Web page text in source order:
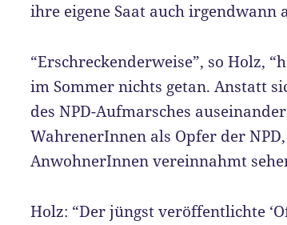
ihre eigene Saat auch irgendwann
“Erschreckenderweise”, so Holz,
im Sommer nichts getan. Anstatt
des NPD-Aufmarsches
WahrenerInnen als Opfer der
AnwohnerInnen vereinnahmt
Holz: “Der jüngst veröffentlichte